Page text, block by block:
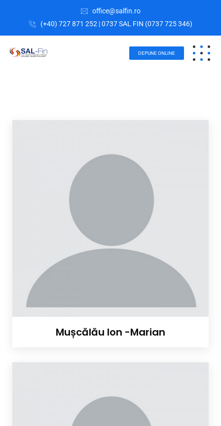
office@salfin.ro
(+40) 727 871 252 | 0737 SAL FIN (0737 725 346)
DEPUNE ONLINE
Mușcălău Ion -Marian